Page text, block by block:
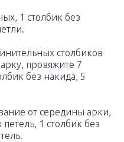
1 столбик без
столбиков
провяжите 7
без накида, 5
от середины арки,
1 столбик без